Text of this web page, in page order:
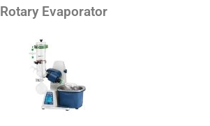
Rotary Evaporator